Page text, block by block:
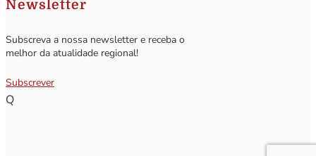
Newsletter
Subscreva a nossa newsletter e receba o
melhor da atualidade regional!
Subscrever
Q